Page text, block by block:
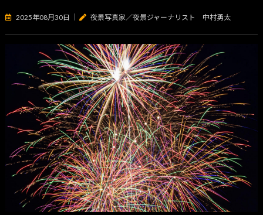
2025年08月30日 夜景写真家／夜景ジャーナリスト 中村勇太